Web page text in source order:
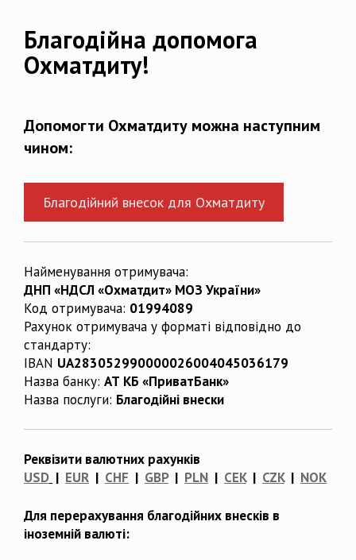
Благодійна допомога
Охматдиту!
Допомогти Охматдиту можна наступним
чином:
Благодійний внесок для Охматдиту
Найменування отримувача:
ДНП «НДСЛ «Охматдит» МОЗ України»
Код отримувача: 01994089
Рахунок отримувача у форматі відповідно до
стандарту:
IBAN UA283052990000026004045036179
Назва банку: АТ КБ «ПриватБанк»
Назва послуги: Благодійні внески
Реквізити валютних рахунків
USD | EUR | CHF | GBP| PLN | CEK| CZK| NOK
Для перерахування благодійних внесків в
іноземній валюті: